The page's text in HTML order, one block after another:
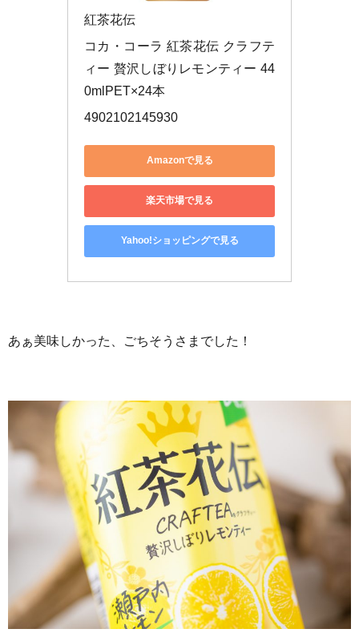
紅茶花伝
コカ・コーラ 紅茶花伝 クラフテ
ィー 贅沢しぼりレモンティー 44
0mlPET×24本
4902102145930
Amazonで見る
楽天市場で見る
Yahoo!ショッピングで見る
あぁ美味しかった、ごちそうさまでした！